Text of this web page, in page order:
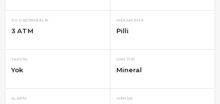
SU GEÇIRMEZLIK
3 ATM
MEKANIZMA
Pilli
TAKVIM
Yok
CAM TIPI
Mineral
ALARM MENŞEI